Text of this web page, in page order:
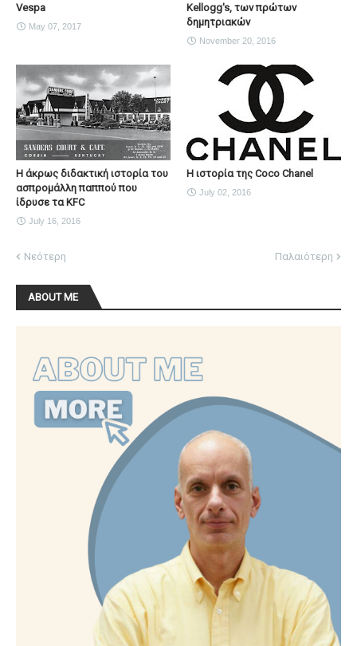
Vespa
May 07, 2017
Kellogg's, των πρώτων
δημητριακών
November 20, 2016
Η άκρως διδακτική ιστορία του
ασπρομάλλη παππού που
ίδρυσε τα KFC
July 16, 2016
Η ιστορία της Coco Chanel
July 02, 2016
Νεότερη Παλαιότερη
ABOUT ME